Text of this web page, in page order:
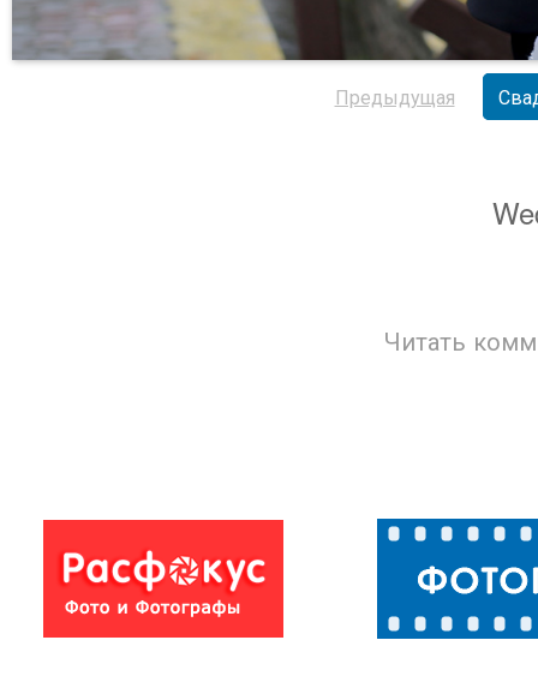
Предыдущая
Читать